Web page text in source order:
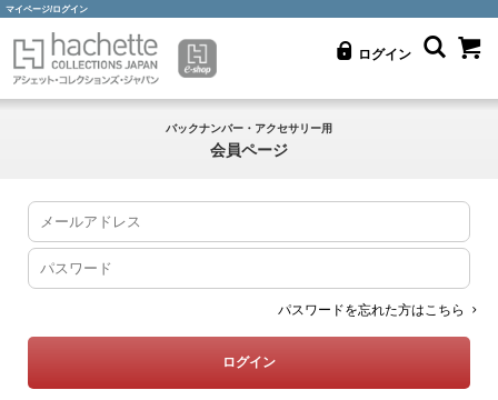
マイページ/ログイン
ログイン
バックナンバー・アクセサリー用
会員ページ
パスワードを忘れた方はこちら